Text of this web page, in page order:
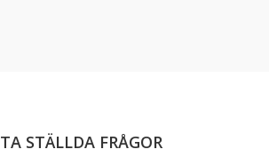
STÄLLDA FRÅGOR